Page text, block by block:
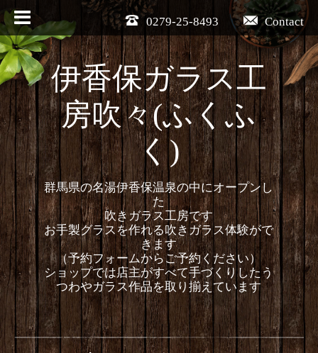
Contact
0279-25-8493
伊香保ガラス工
房吹々(ふくふ
く)
群馬県の名湯伊香保温泉の中にオープンし
た
吹きガラス工房です
お手製グラスを作れる吹きガラス体験がで
きます
（予約フォームからご予約ください）
ショップでは店主がすべて手づくりしたう
つわやガラス作品を取り揃えています